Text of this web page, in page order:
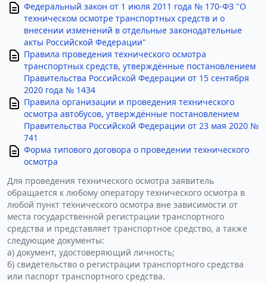
Федеральный закон от 1 июля 2011 года № 170-ФЗ "О
техническом осмотре транспортных средств и о
внесении изменений в отдельные законодательные
акты Российской Федерации"
Правила проведения технического осмотра
транспортных средств, утверждённые постановлением
Правительства Российской Федерации от 15 сентября
2020 года № 1434
Правила организации и проведения технического
осмотра автобусов, утверждённые постановлением
Правительства Российской Федерации от 23 мая 2020 №
741
Форма типового договора о проведении технического
осмотра
Для проведения технического осмотра заявитель
обращается к любому оператору технического осмотра в
любой пункт технического осмотра вне зависимости от
места государственной регистрации транспортного
средства и представляет транспортное средство, а также
следующие документы:
а) документ, удостоверяющий личность;
б) свидетельство о регистрации транспортного средства
или паспорт транспортного средства.